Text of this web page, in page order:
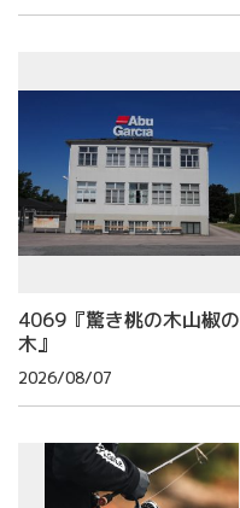
4069『驚き桃の木山椒の
木』
2026/08/07